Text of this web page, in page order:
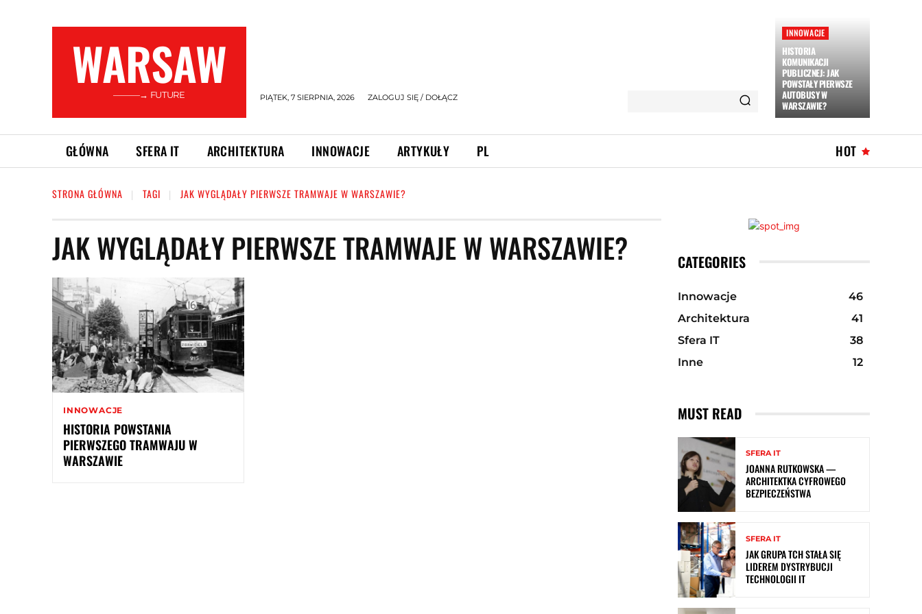
WARSAW
———→ FUTURE PIĄTEK, 7 SIERPNIA, 2026 ZALOGUJ SIĘ / DOŁĄCZ
INNOWACJE
HISTORIA
KOMUNIKACJI
PUBLICZNEJ: JAK
POWSTAŁY PIERWSZE
AUTOBUSY W
WARSZAWIE?
GŁÓWNA SFERA IT ARCHITEKTURA INNOWACJE ARTYKUŁY PL HOT
STRONA GŁÓWNA TAGI JAK WYGLĄDAŁY PIERWSZE TRAMWAJE W WARSZAWIE?
JAK WYGLĄDAŁY PIERWSZE TRAMWAJE W WARSZAWIE?
INNOWACJE
HISTORIA POWSTANIA
PIERWSZEGO TRAMWAJU W
WARSZAWIE
CATEGORIES
Innowacje
46
Architektura
41
Sfera IT
38
Inne
12
MUST READ
SFERA IT
JOANNA RUTKOWSKA —
ARCHITEKTKA CYFROWEGO
BEZPIECZEŃSTWA
SFERA IT
JAK GRUPA TCH STAŁA SIĘ
LIDEREM DYSTRYBUCJI
TECHNOLOGII IT